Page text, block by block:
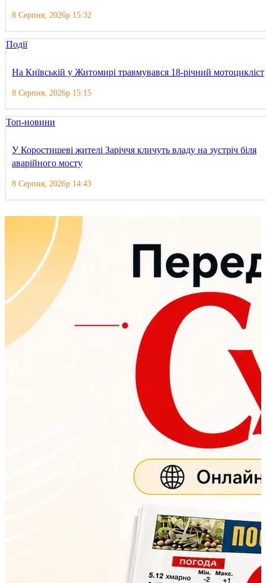
8 Серпня, 2026р 15:32
Події
На Київській у Житомирі травмувався 18-річний мотоцикліст
8 Серпня, 2026р 15:15
Топ-новини
У Коростишеві жителі Заріччя кличуть владу на зустріч біля
аварійного мосту
8 Серпня, 2026р 14:43